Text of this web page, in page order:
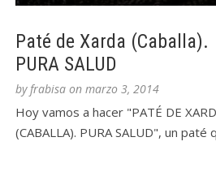
Paté de Xarda (Caballa).
PURA SALUD
byfrabisa on marzo 3, 2014
Hoy vamos a hacer "PATÉ DE
(CABALLA). PURA SALUD", un paté